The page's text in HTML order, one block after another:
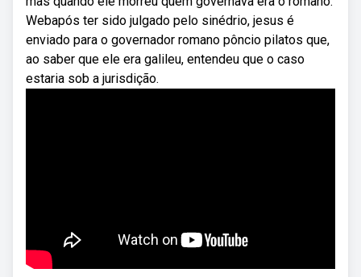
Webapós ter sido julgado pelo sinédrio, jesus é
enviado para o governador romano pôncio pilatos que,
ao saber que ele era galileu, entendeu que o caso
estaria sob a jurisdição.